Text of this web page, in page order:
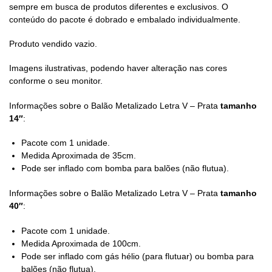
sempre em busca de produtos diferentes e exclusivos. O
conteúdo do pacote é dobrado e embalado individualmente.
Produto vendido vazio.
Imagens ilustrativas, podendo haver alteração nas cores
conforme o seu monitor.
Informações sobre o Balão Metalizado Letra V – Prata tamanho
14″:
Pacote com 1 unidade.
Medida Aproximada de 35cm.
Pode ser inflado com bomba para balões (não flutua).
Informações sobre o Balão Metalizado Letra V – Prata tamanho
40″:
Pacote com 1 unidade.
Medida Aproximada de 100cm.
Pode ser inflado com gás hélio (para flutuar) ou bomba para
balões (não flutua).